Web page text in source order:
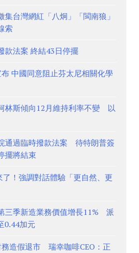
集台灣網紅「八炯」「閩南狼」
索
款法案 終結43日停擺
中國同意阻止芬太尼相關化學
林斯傾向12月維持利率不變 以
通過臨時撥款法案 待特朗普簽
擺將結束
了！強調對話體驗「更自然、更
三季新造業務價值增長11% 派
0.44加元
務造假退市 瑞幸咖啡CEO：正